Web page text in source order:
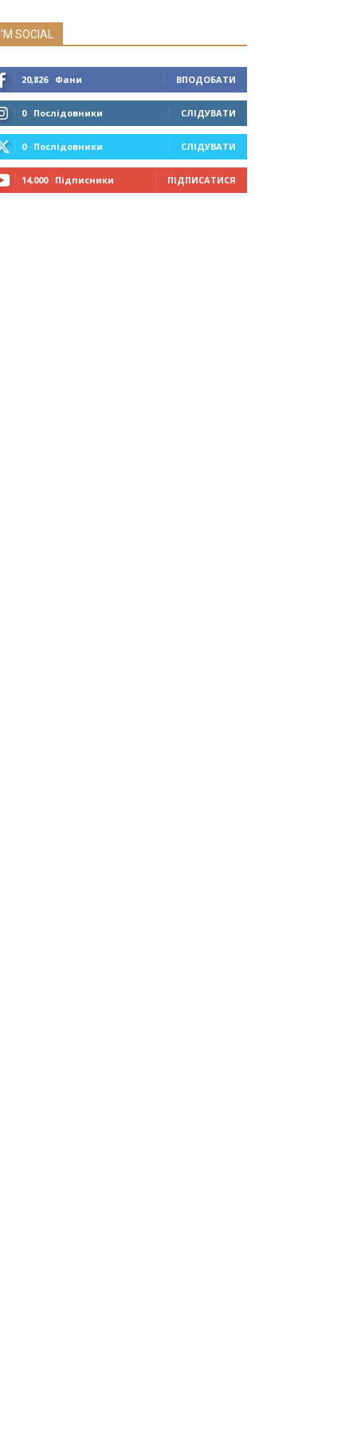
I'M SOCIAL
20,826 Фани ВПОДОБАТИ
0 Послідовники СЛІДУВАТИ
0 Послідовники СЛІДУВАТИ
14,000 Підписники ПІДПИСАТИСЯ